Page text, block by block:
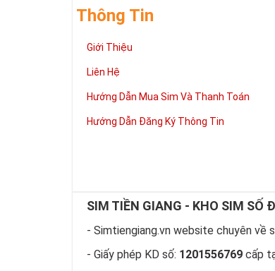
Sở
thể
Theo
nhiều
Thông Tin
Giới Thiệu
Liên Hệ
Hướng Dẫn Mua Sim Và Thanh Toán
Hướng Dẫn Đăng Ký Thông Tin
SIM TIỀN GIANG - KHO SIM SỐ
- Simtiengiang.vn website chuyên về
- Giấy phép KD số: 1201556769 cấp